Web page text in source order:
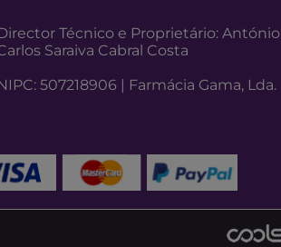
Técnico e Proprietário: António
Saraiva Cabral Costa
507218906 | Farmácia Gama, Lda.